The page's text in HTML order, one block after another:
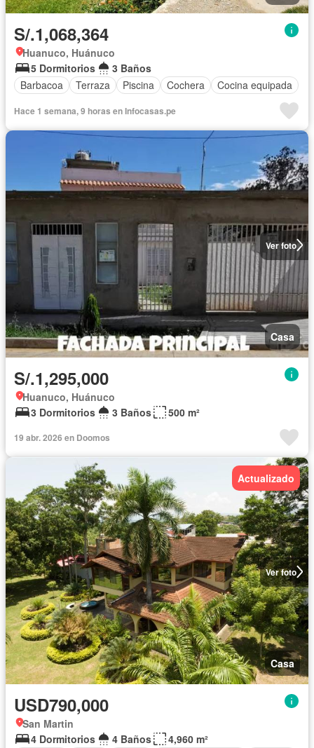
S/.1,068,364
Huanuco, Huánuco
5 Dormitorios
3 Baños
Barbacoa
Terraza Piscina Cochera Cocina equipada
Hace 1 semana, 9 horas en Infocasas.pe
Ver foto
Casa
S/.1,295,000
Huanuco, Huánuco
3 Dormitorios
3 Baños 500 m²
19 abr. 2026 en Doomos
Ver foto
Actualizado
Casa
USD790,000
San Martin
4 Dormitorios
4 Baños
4,960 m²